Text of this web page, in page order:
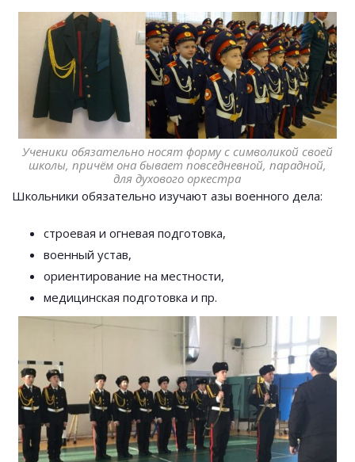
Ученики обязательно носят форму с символикой своей
школы, причём она бывает повседневной, парадной,
для духового оркестра
Школьники обязательно изучают азы военного дела:
строевая и огневая подготовка,
военный устав,
ориентирование на местности,
медицинская подготовка и пр.